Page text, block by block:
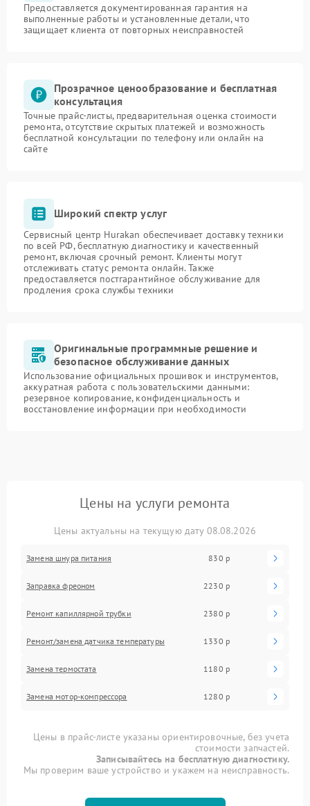
Предоставляется документированная гарантия на
выполненные работы и установленные детали, что
защищает клиента от повторных неисправностей
Прозрачное ценообразование и бесплатная
консультация
Точные прайс-листы, предварительная оценка стоимости
ремонта, отсутствие скрытых платежей и возможность
бесплатной консультации по телефону или онлайн на
сайте
Широкий спектр услуг
Сервисный центр Hurakan обеспечивает доставку техники
по всей РФ, бесплатную диагностику и качественный
ремонт, включая срочный ремонт. Клиенты могут
отслеживать статус ремонта онлайн. Также
предоставляется постгарантийное обслуживание для
продления срока службы техники
Оригинальные программные решение и
безопасное обслуживание данных
Использование официальных прошивок и инструментов,
аккуратная работа с пользовательскими данными:
резервное копирование, конфиденциальность и
восстановление информации при необходимости
Цены на услуги ремонта
Цены актуальны на текущую дату 08.08.2026
Замена шнура питания 830 р
Заправка фреоном 2230 р
Ремонт капиллярной трубки 2380 р
Ремонт/замена датчика температуры 1330 р
Замена термостата 1180 р
Замена мотор-компрессора 1280 р
Цены в прайс-листе указаны ориентировочные, без учета
стоимости запчастей.
Записывайтесь на бесплатную диагностику.
Мы проверим ваше устройство и укажем на неисправность.